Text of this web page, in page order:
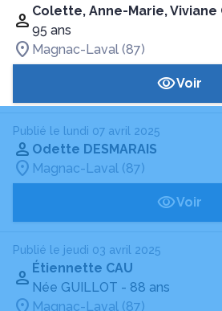
Colette, Anne-Marie, Viviane
95 ans
Magnac-Laval (87)
Voir
Publié le lundi 07 avril 2025
Odette DESMARAIS
Magnac-Laval (87)
Voir
Publié le jeudi 03 avril 2025
Étiennette CAU
Née GUILLOT - 88 ans
Magnac-Laval (87)